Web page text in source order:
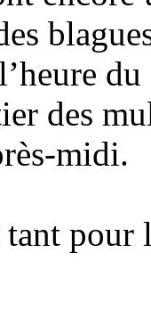
du
des
midi.
pour